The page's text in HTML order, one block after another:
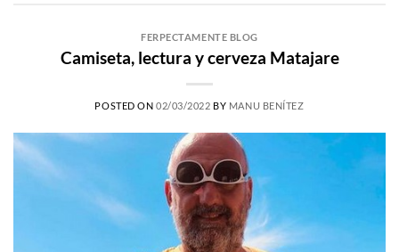
FERPECTAMENTE BLOG
Camiseta, lectura y cerveza Matajare
POSTED ON 02/03/2022 BY MANU BENÍTEZ